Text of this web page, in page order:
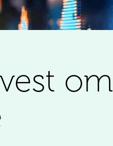
om